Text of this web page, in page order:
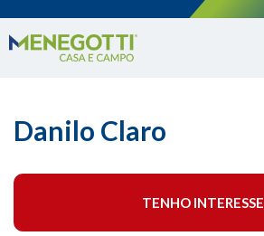
Danilo Claro
TENHO INTERESSE